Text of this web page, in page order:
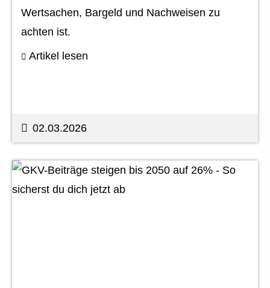
Wertsachen, Bargeld und Nachweisen zu
achten ist.
Artikel lesen
02.03.2026